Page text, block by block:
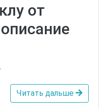
от
Читать дальше